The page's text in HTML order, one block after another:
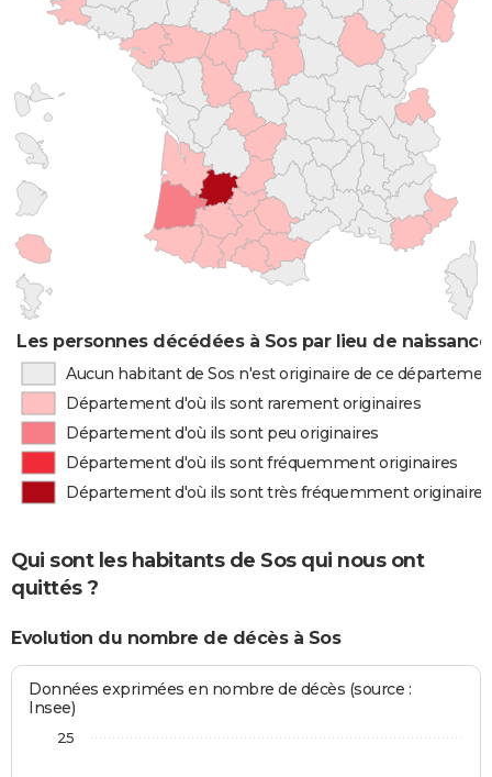
Les personnes décédées à Sos par lieu de naissance
Aucun habitant de Sos n'est originaire de ce
Département d'où ils sont rarement originaires
Département d'où ils sont peu originaires
Département d'où ils sont fréquemment originaires
Département d'où ils sont très fréquemment originaires
Qui sont les habitants de Sos qui nous ont
quittés ?
Evolution du nombre de décès à Sos
Données exprimées en nombre de décès (source :
Insee)
25